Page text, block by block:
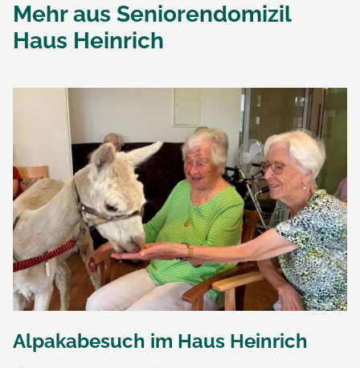
Mehr aus Seniorendomizil
Haus Heinrich
Alpakabesuch im Haus Heinrich